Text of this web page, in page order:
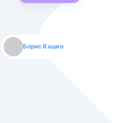
Борис Кашко
Юлия Изоитко
Александр Кулагин
Даниил Макаров
Екатерина Лазаренко